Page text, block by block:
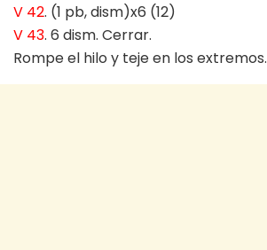
V 42. (1 pb, dism)x6 (12)
V 43. 6 dism. Cerrar.
Rompe el hilo y teje en los extremos.